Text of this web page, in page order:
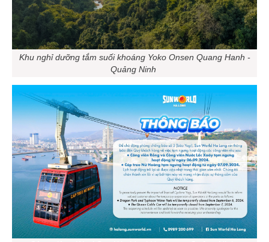
Khu nghỉ dưỡng tắm suối khoáng Yoko Onsen Quang Hanh -
Quảng Ninh